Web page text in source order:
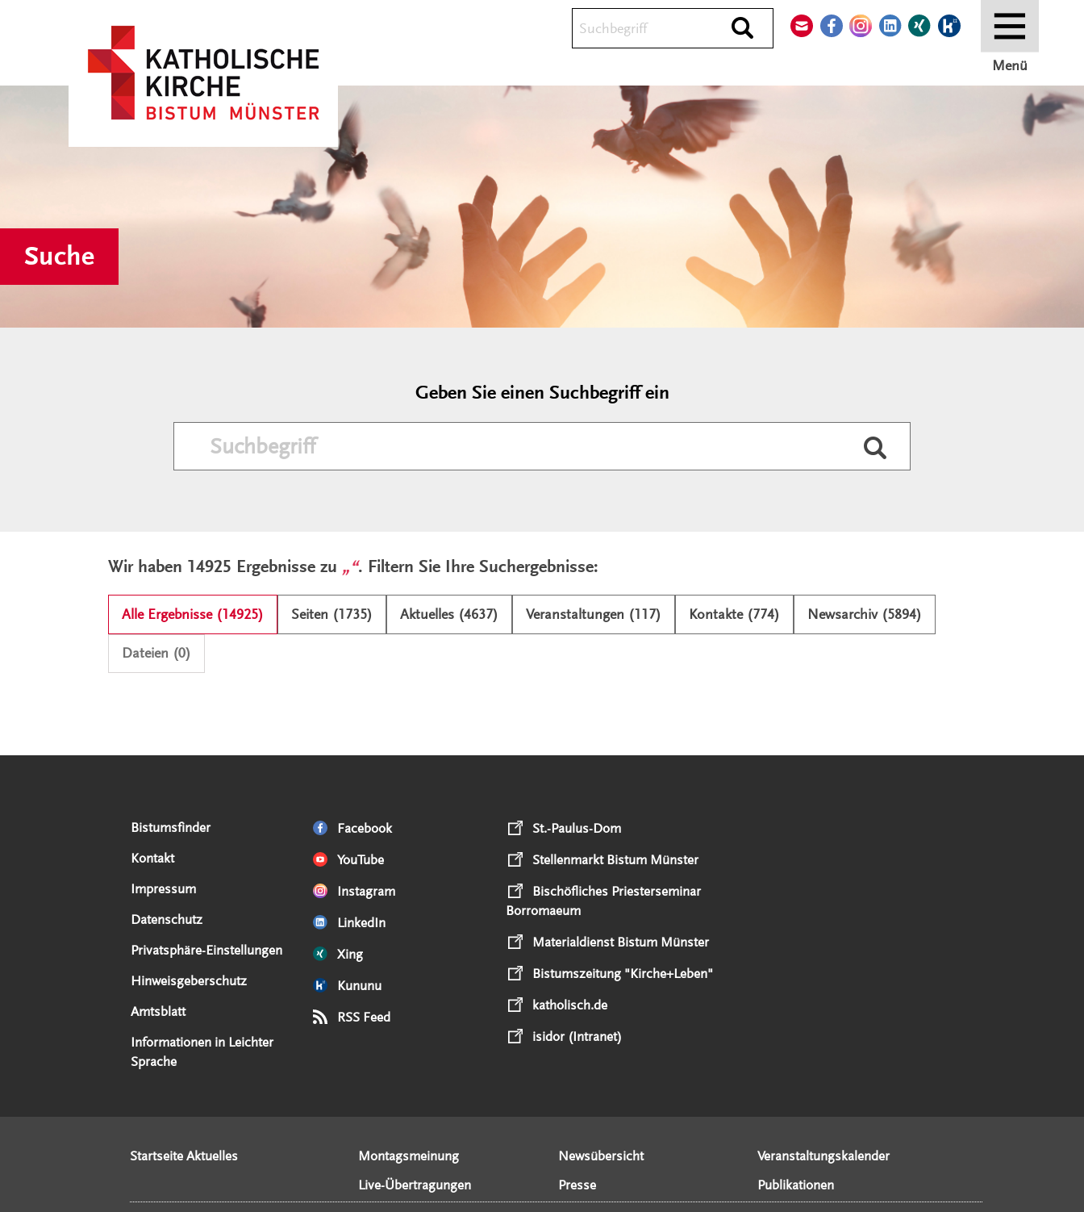
Durchsuchen
Menü
Suche
Geben Sie einen Suchbegriff ein
Durchsuchen
Wir haben 14925 Ergebnisse zu . Filtern Sie Ihre Suchergebnisse:
Alle Ergebnisse (14925) Seiten (1735) Aktuelles (4637) Veranstaltungen (117) Kontakte (774) Newsarchiv (5894)
Dateien (0)
Serviceangebote
Bistumsfinder
Kontakt
Impressum
Datenschutz
Privatsphäre-Einstellungen
Hinweisgeberschutz
Amtsblatt
Informationen in Leichter
Sprache
Social Media Angebote Facebook
YouTube
Instagram
LinkedIn
Xing
Kununu
RSS Feed
Externe Links St.-Paulus-Dom
Stellenmarkt Bistum Münster
Bischöfliches Priesterseminar
Borromaeum
Materialdienst Bistum Münster
Bistumszeitung "Kirche+Leben"
katholisch.de
isidor (Intranet)
Startseite Aktuelles Montagsmeinung Newsübersicht
Veranstaltungskalender
Live-Übertragungen
Presse Publikationen